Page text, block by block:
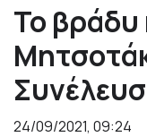
Το βράδυ
24/09/2021, 09:24